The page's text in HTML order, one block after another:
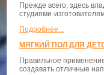
Прежде всего, здесь
студиями-
Подробнее...
МЯГКИЙ ПОЛ ДЛЯ
Правильное
создавать отличные